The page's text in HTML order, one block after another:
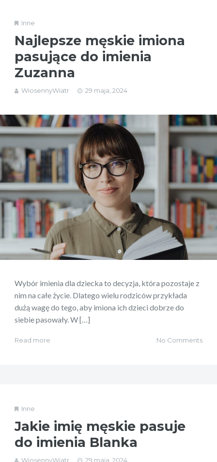
Inne
Najlepsze męskie imiona
pasujące do imienia
Zuzanna
WiosennyWiatr 29 maja, 2024
Wybór imienia dla dziecka to decyzja, która pozostaje z
nim na całe życie. Dlatego wielu rodziców przykłada
dużą wagę do tego, aby imiona ich dzieci dobrze do
siebie pasowały. W […]
Read more No Comments
Inne
Jakie imię męskie pasuje
do imienia Blanka
WiosennyWiatr 29 maja, 2024